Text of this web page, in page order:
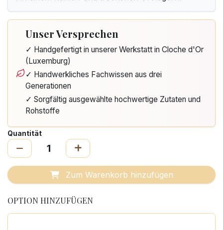
Unser Versprechen
✓ Handgefertigt in unserer Werkstatt in Cloche d'Or
(Luxemburg)
✓ Handwerkliches Fachwissen aus drei
Generationen
✓ Sorgfältig ausgewählte hochwertige Zutaten und
Rohstoffe
Quantität
Zum Warenkorb hinzufügen
OPTION HINZUFÜGEN